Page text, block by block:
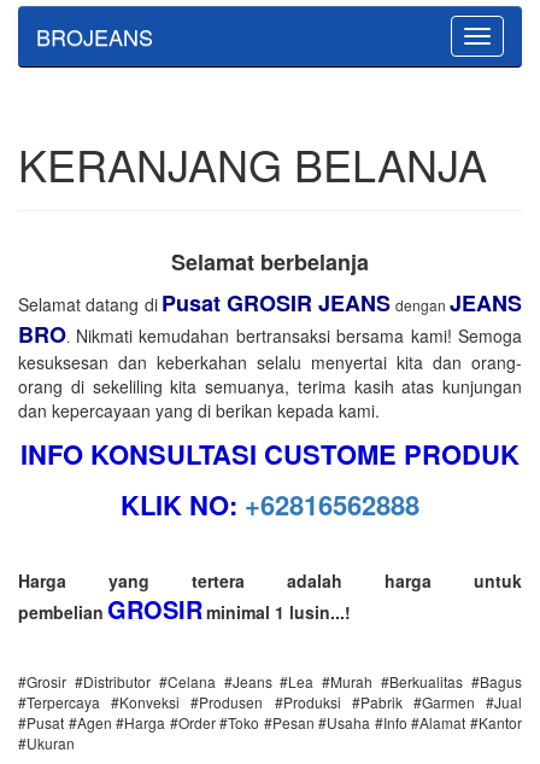
Toggle
BROJEANS
KERANJANG BELANJA
Selamat berbelanja
Selamat datang di Pusat GROSIR JEANS denganJEANS
BRO. Nikmati kemudahan bertransaksi bersama kami! Semoga
kesuksesan dan keberkahan selalu menyertai kita dan orang-
orang di sekeliling kita semuanya, terima kasih atas kunjungan
dan kepercayaan yang di berikan kepada kami.
INFO KONSULTASI CUSTOME PRODUK
KLIK NO: +62816562888
Harga yang tertera adalah harga untuk
pembelian GROSIRminimal 1 lusin...!
#Grosir #Distributor #Celana #Jeans #Lea #Murah #Berkualitas #Bagus
#Terpercaya #Konveksi #Produsen #Produksi #Pabrik #Garmen #Jual
#Pusat #Agen #Harga #Order #Toko #Pesan #Usaha #Info #Alamat #Kantor
#Ukuran